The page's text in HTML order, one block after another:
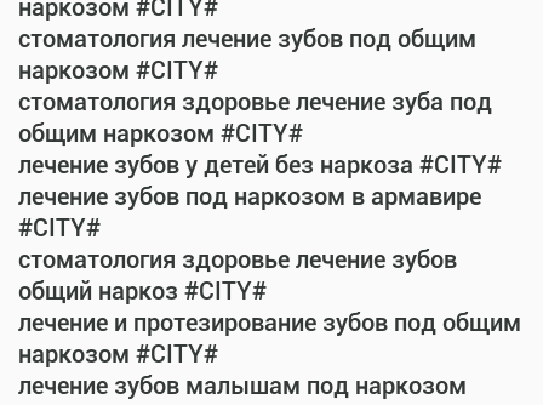
наркозом #CITY#
стоматология лечение зубов под общим
наркозом #CITY#
стоматология здоровье лечение зуба под
общим наркозом #CITY#
лечение зубов у детей без наркоза #CITY#
лечение зубов под наркозом в армавире
#CITY#
стоматология здоровье лечение зубов
общий наркоз #CITY#
лечение и протезирование зубов под общим
наркозом #CITY#
лечение зубов малышам под наркозом